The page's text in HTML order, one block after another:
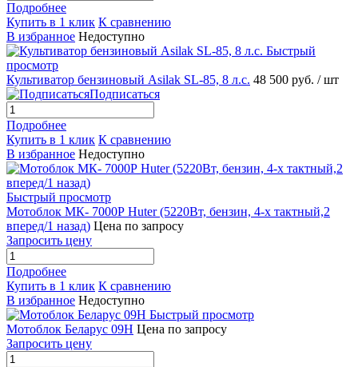
Подробнее
Купить в 1 клик К сравнению
В избранное Недоступно
Быстрый
просмотр
Культиватор бензиновый Asilak SL-85, 8 л.с. 48 500 руб. / шт
Подписаться
Подробнее
Купить в 1 клик К сравнению
В избранное Недоступно
Быстрый просмотр
Мотоблок МК- 7000Р Huter (5220Вт, бензин, 4-х тактный,2
вперед/1 назад) Цена по запросу
Запросить цену
Подробнее
Купить в 1 клик К сравнению
В избранное Недоступно
Быстрый просмотр
Мотоблок Беларус 09Н Цена по запросу
Запросить цену